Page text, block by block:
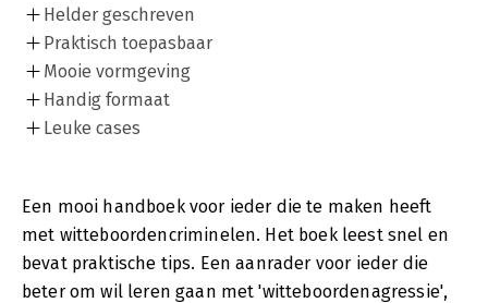
Helder geschreven
Praktisch toepasbaar
Mooie vormgeving
Handig formaat
Leuke cases
Een mooi handboek voor ieder die te maken heeft
met witteboordencriminelen. Het boek leest snel en
bevat praktische tips. Een aanrader voor ieder die
beter om wil leren gaan met 'witteboordenagressie',